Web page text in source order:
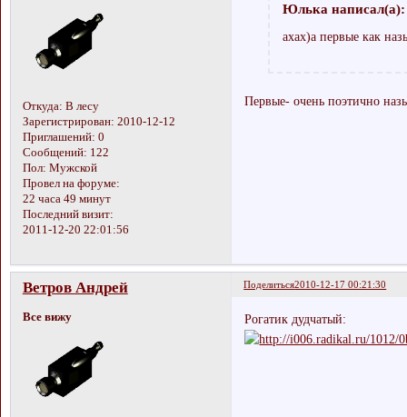
Откуда: В лесу
Зарегистрирован: 2010-12-12
Приглашений: 0
Сообщений: 122
Пол: Мужской
Провел на форуме:
22 часа 49 минут
Последний визит:
2011-12-20 22:01:56
Юлька написал(а):
ахах)а первые как
Первые- очень поэтично
Поделиться2010-12-17 00:21:30
Ветров Андрей
Все вижу Рогатик дудчатый: